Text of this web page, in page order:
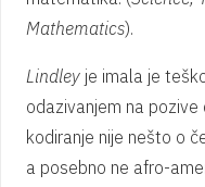
Mathematics).
Lindley je imala je
odazivanjem na
kodiranje nije nešto o
a posebno ne afro-